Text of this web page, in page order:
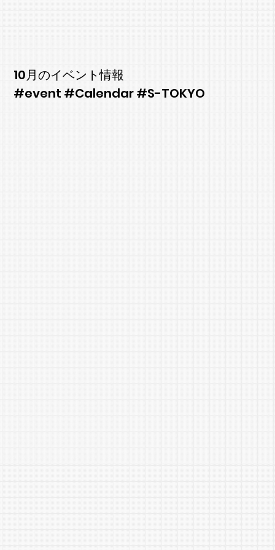
10月のイベント情報
#event #Calendar #S-TOKYO